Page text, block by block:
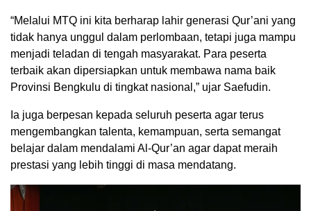
“Melalui MTQ ini kita berharap lahir generasi Qur’ani yang
tidak hanya unggul dalam perlombaan, tetapi juga mampu
menjadi teladan di tengah masyarakat. Para peserta
terbaik akan dipersiapkan untuk membawa nama baik
Provinsi Bengkulu di tingkat nasional,” ujar Saefudin.
Ia juga berpesan kepada seluruh peserta agar terus
mengembangkan talenta, kemampuan, serta semangat
belajar dalam mendalami Al-Qur’an agar dapat meraih
prestasi yang lebih tinggi di masa mendatang.